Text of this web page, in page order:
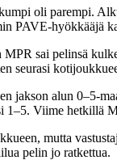
oli parempi.
PAVE-hyökkääjä
sai pelinsä
seurasi
jakson alun 0–5-
1–5. Viime hetkillä
mutta
pelin jo ratkettua.